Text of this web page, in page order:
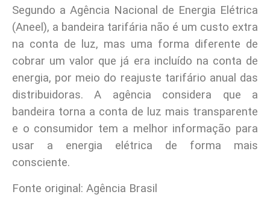
Segundo a Agência Nacional de Energia Elétrica
(Aneel), a bandeira tarifária não é um custo extra
na conta de luz, mas uma forma diferente de
cobrar um valor que já era incluído na conta de
energia, por meio do reajuste tarifário anual das
distribuidoras. A agência considera que a
bandeira torna a conta de luz mais transparente
e o consumidor tem a melhor informação para
usar a energia elétrica de forma mais
consciente.
Fonte original: Agência Brasil